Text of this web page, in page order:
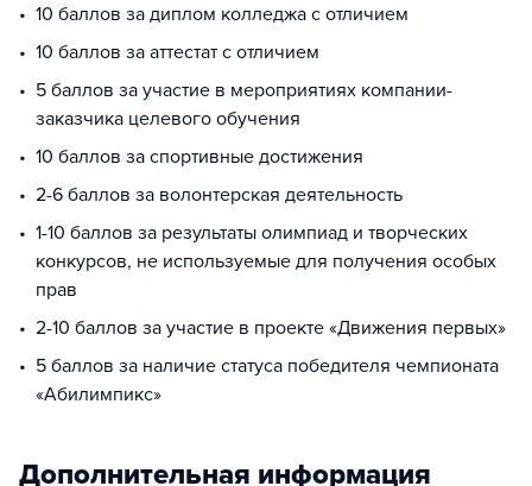
10 баллов за диплом колледжа с отличием
10 баллов за аттестат с отличием
5 баллов за участие в мероприятиях компании-
заказчика целевого обучения
10 баллов за спортивные достижения
2-6 баллов за волонтерская деятельность
1-10 баллов за результаты олимпиад и творческих
конкурсов, не используемые для получения особых
прав
2-10 баллов за участие в проекте «Движения первых»
5 баллов за наличие статуса победителя чемпионата
«Абилимпикс»
Дополнительная информация